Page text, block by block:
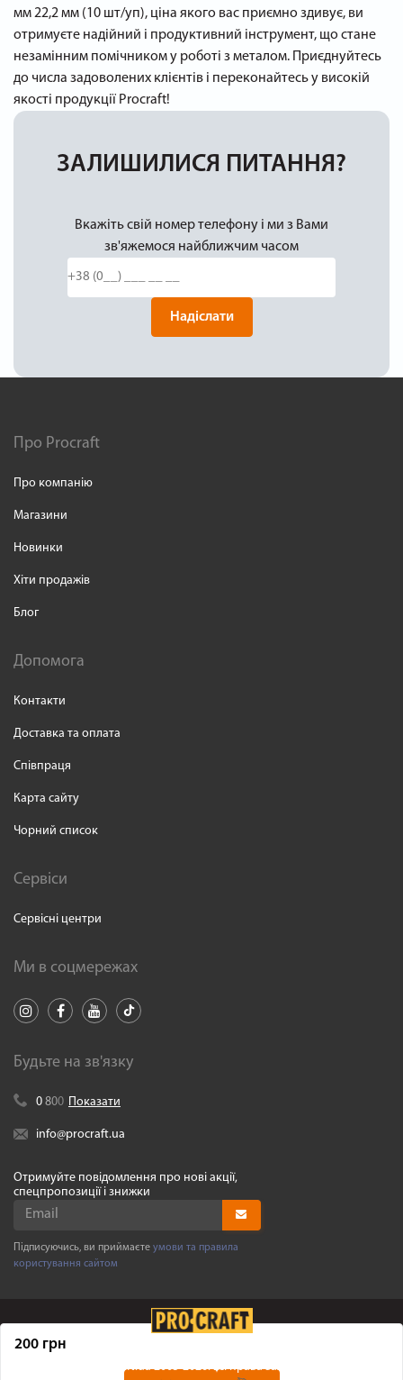
мм 22,2 мм (10 шт/уп), ціна якого вас приємно здивує, ви
отримуєте надійний і продуктивний інструмент, що стане
незамінним помічником у роботі з металом. Приєднуйтесь
до числа задоволених клієнтів і переконайтесь у високій
якості продукції Procraft!
ЗАЛИШИЛИСЯ ПИТАННЯ?
Вкажіть свій номер телефону і ми з Вами
зв'яжемося найближчим часом
Надіслати
200 грн
Про Procraft
Про компанію
Магазини
Новинки
Хіти продажів
Блог
Допомога
Контакти
Доставка та оплата
Співпраця
Карта сайту
Чорний список
Сервіси
Сервісні центри
Ми в соцмережах
Будьте на зв'язку
0 800 Показати
info@procraft.ua
Отримуйте повідомлення про нові акції,
спецпропозиції і знижки
Підписуючись, ви приймаєте умови та правила
користування сайтом
Procraft.ua2005-2026. Усі права захищенні